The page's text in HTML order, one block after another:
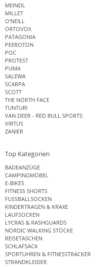
MEINDL
MILLET
O'NEILL
ORTOVOX
PATAGONIA
PEEROTON
POC
PROTEST
PUMA
SALEWA
SCARPA
SCOTT
THE NORTH FACE
TUNTURI
VAN DEER - RED BULL SPORTS
VIRTUS
ZANIER
Top Kategorien
BADEANZÜGE
CAMPINGMÖBEL
E-BIKES
FITNESS SHORTS
FUSSBALLSOCKEN
KINDERTRAGEN & KRAXE
LAUFSOCKEN
LYCRAS & RASHGUARDS
NORDIC WALKING STÖCKE
REISETASCHEN
SCHLAFSACK
SPORTUHREN & FITNESSTRACKER
STRANDKLEIDER